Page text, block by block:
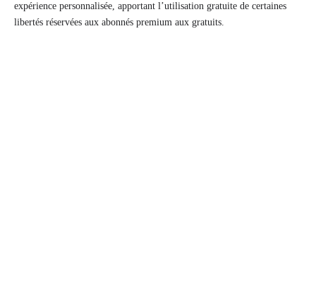
expérience personnalisée, apportant l’utilisation gratuite de certaines
libertés réservées aux abonnés premium aux gratuits.